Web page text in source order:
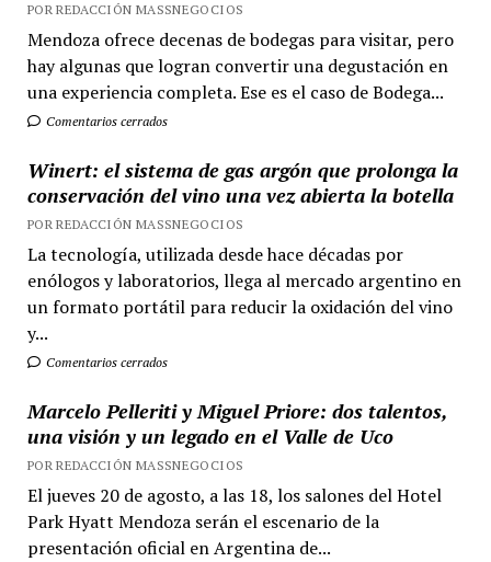
POR REDACCIÓN MASSNEGOCIOS
Mendoza ofrece decenas de bodegas para visitar, pero
hay algunas que logran convertir una degustación en
una experiencia completa. Ese es el caso de Bodega...
Comentarios cerrados
Winert: el sistema de gas argón que prolonga la
conservación del vino una vez abierta la botella
POR REDACCIÓN MASSNEGOCIOS
La tecnología, utilizada desde hace décadas por
enólogos y laboratorios, llega al mercado argentino en
un formato portátil para reducir la oxidación del vino
y...
Comentarios cerrados
Marcelo Pelleriti y Miguel Priore: dos talentos,
una visión y un legado en el Valle de Uco
POR REDACCIÓN MASSNEGOCIOS
El jueves 20 de agosto, a las 18, los salones del Hotel
Park Hyatt Mendoza serán el escenario de la
presentación oficial en Argentina de...